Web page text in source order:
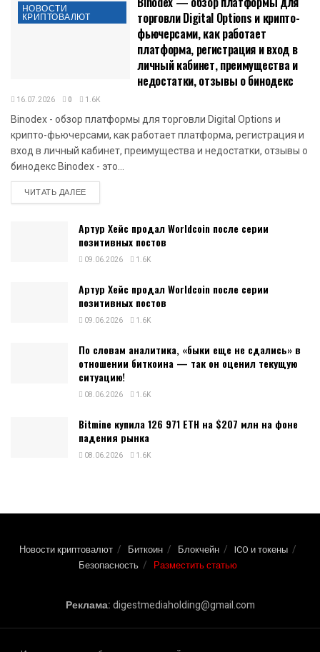
НОВОСТИ
КРИПТОВАЛЮТ
торговли Digital Options и крипто-
фьючерсами, как работает
платформа, регистрация и вход в
личный кабинет, преимущества и
недостатки, отзывы о бинодекс
16.07.2026 0 1.6K
Binodex - обзор платформы для торговли Digital Options и
крипто-фьючерсами, как работает платформа, регистрация и
вход в личный кабинет, преимущества и недостатки, отзывы о
бинодекс Binodex - это...
ЧИТАТЬ ДАЛЕЕDETAILS
Артур Хейс продал Worldcoin после серии
позитивных постов
09.06.2026 1.6K
Артур Хейс продал Worldcoin после серии
позитивных постов
09.06.2026 1.6K
По словам аналитика, «быки еще не сдались» в
отношении биткоина — так он оценил текущую
ситуацию!
08.06.2026 1.6K
Bitmine купила 126 971 ETH на $207 млн на фоне
падения рынка
08.06.2026 1.6K
Новости криптовалют Биткоин Блокчейн
ICO и токены
Безопасность
Разместить статью
Реклама:digestmediaholding@gmail.com